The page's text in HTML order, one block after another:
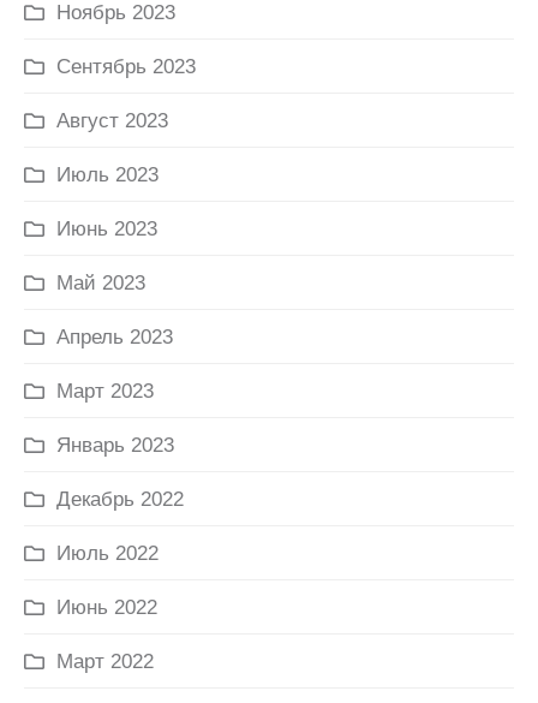
Ноябрь 2023
Сентябрь 2023
Август 2023
Июль 2023
Июнь 2023
Май 2023
Апрель 2023
Март 2023
Январь 2023
Декабрь 2022
Июль 2022
Июнь 2022
Март 2022